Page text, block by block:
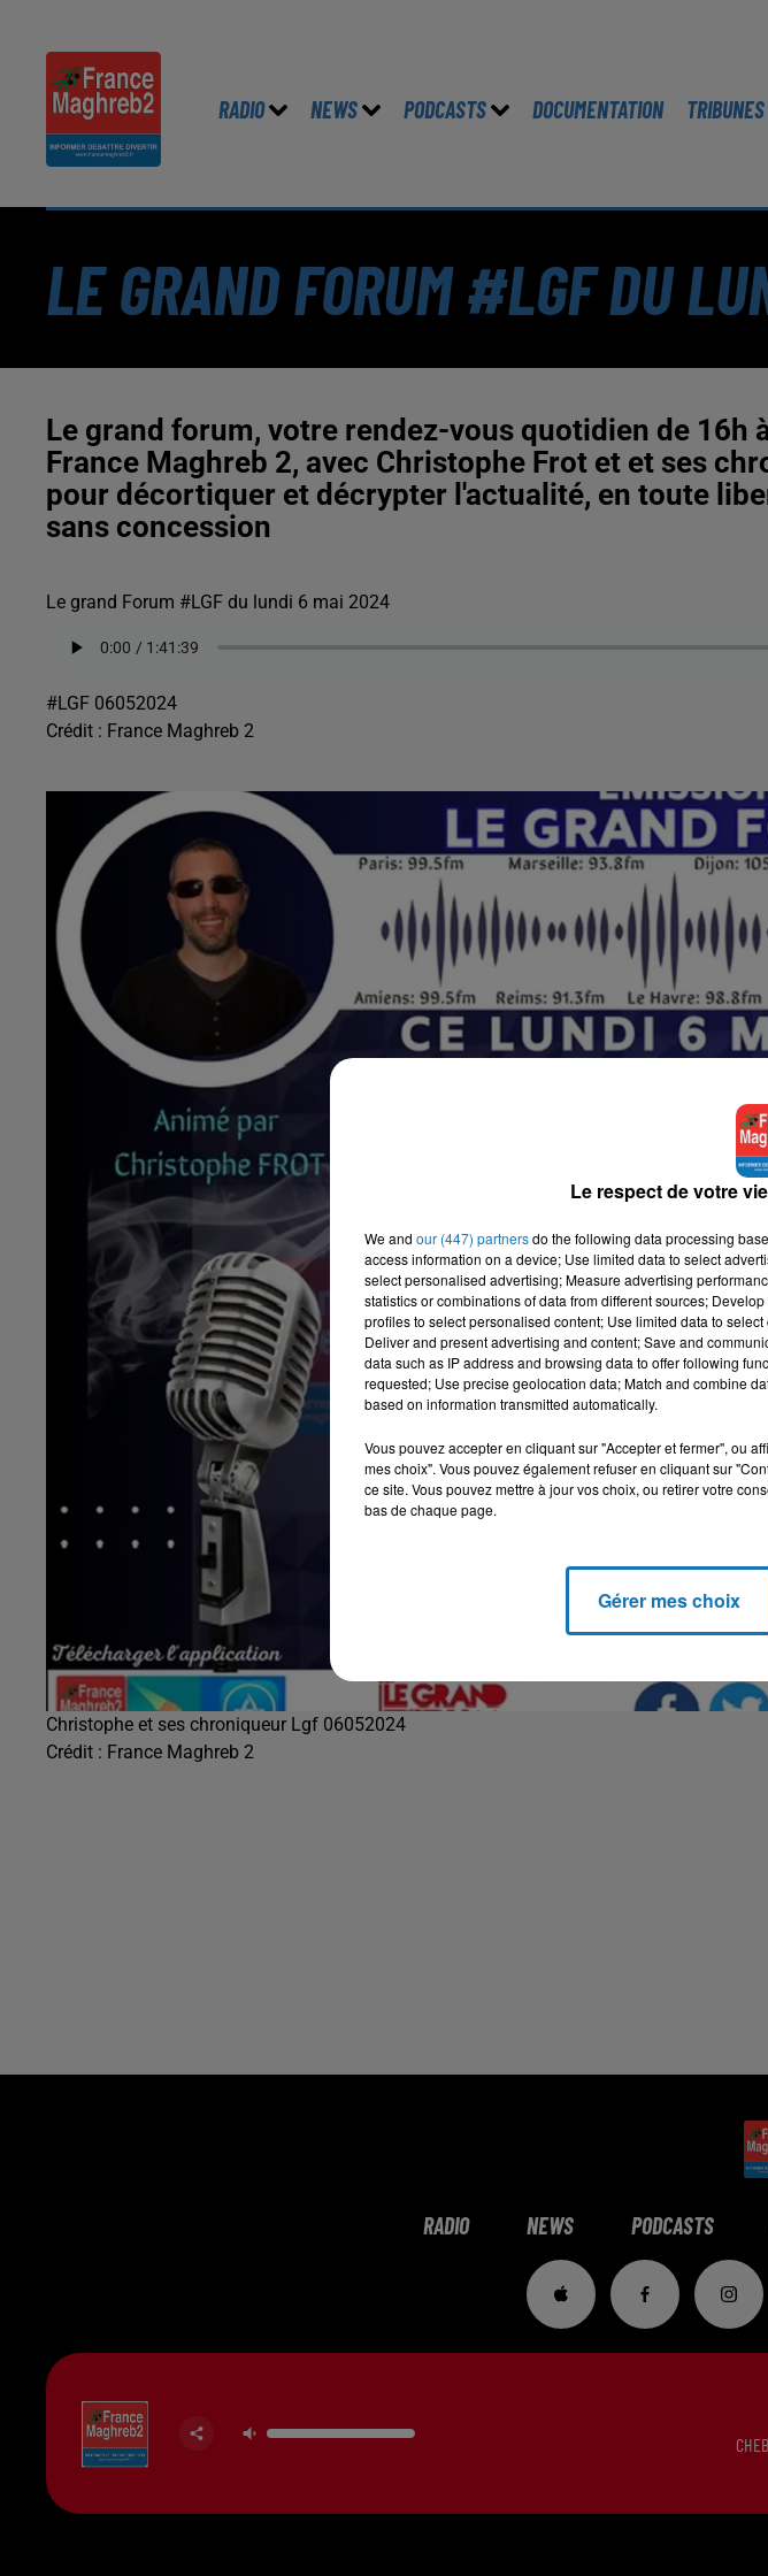
RADIO NEWS PODCASTS DOCUMENTATION TRIBUNES
LE GRAND FORUM #LGF DU
Le grand forum, votre rendez-vous quotidien de 16h
France Maghreb 2, avec Christophe Frot et et ses
pour décortiquer et décrypter l'actualité, en toute
sans concession
Le grand Forum #LGF du lundi 6 mai 2024
#LGF 06052024
Crédit : France Maghreb 2
Christophe et ses chroniqueur Lgf 06052024
Crédit : France Maghreb 2
RADIO NEWS PODCASTS
Le respect de votre
We and our (447) partnersdo the following data processing
access information on a device; Use limited data to select
select personalised advertising; Measure advertising
statistics or combinations of data from different sources;
profiles to select personalised content; Use limited data to
Deliver and present advertising and content; Save and
data such as IP address and browsing data to offer following
requested; Use precise geolocation data; Match and combine
based on information transmitted automatically.
Vous pouvez accepter en cliquant sur "Accepter et fermer", ou
mes choix". Vous pouvez également refuser en cliquant sur
ce site. Vous pouvez mettre à jour vos choix, ou retirer votre
bas de chaque page.
Gérer mes choix